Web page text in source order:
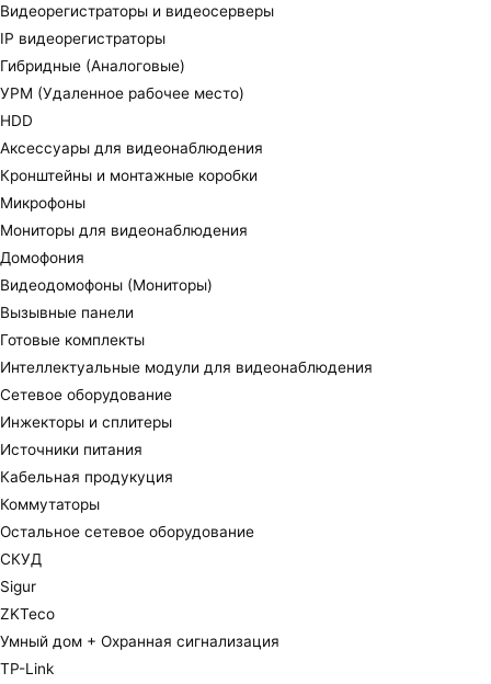
Видеорегистраторы и видеосерверы
IP видеорегистраторы
Гибридные (Аналоговые)
УРМ (Удаленное рабочее место)
HDD
Аксессуары для видеонаблюдения
Кронштейны и монтажные коробки
Микрофоны
Мониторы для видеонаблюдения
Домофония
Видеодомофоны (Мониторы)
Вызывные панели
Готовые комплекты
Интеллектуальные модули для видеонаблюдения
Сетевое оборудование
Инжекторы и сплитеры
Источники питания
Кабельная продукуция
Коммутаторы
Остальное сетевое оборудование
СКУД
Sigur
ZKTeco
Умный дом + Охранная сигнализация
TP-Link